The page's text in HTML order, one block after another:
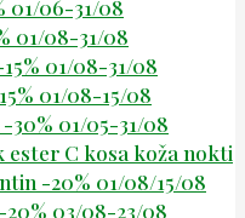
01/06-31/08
01/08-31/08
01/08-31/08
01/08-15/08
30% 01/05-31/08
ester C kosa koža nokti
-20% 01/08/15/08
03/08-23/08